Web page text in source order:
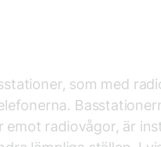
som med
radiovågor, är